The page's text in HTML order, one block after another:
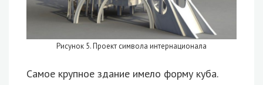
Рисунок 5. Проект символа интернационала
Самое крупное здание имело форму куба.